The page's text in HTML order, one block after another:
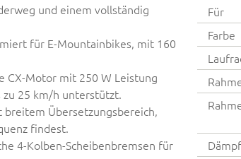
und einem vollständig
für E-Mountainbikes, mit 160
CX-Motor mit 250 W Leistung
zu 25 km/h unterstützt.
Übersetzungsbereich,
findest.
4-Kolben-Scheibenbremsen für
Für
Farbe